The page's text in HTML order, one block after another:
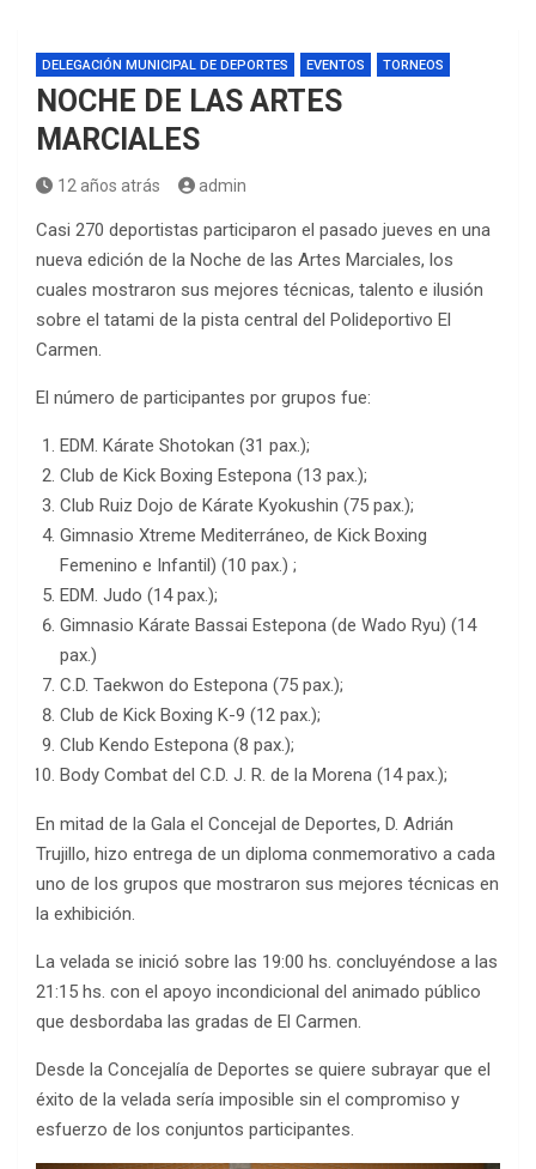
DELEGACIÓN MUNICIPAL DE DEPORTES EVENTOS TORNEOS
NOCHE DE LAS ARTES
MARCIALES
12 años atrás admin
Casi 270 deportistas participaron el pasado jueves en una
nueva edición de la Noche de las Artes Marciales, los
cuales mostraron sus mejores técnicas, talento e ilusión
sobre el tatami de la pista central del Polideportivo El
Carmen.
El número de participantes por grupos fue:
EDM. Kárate Shotokan (31 pax.);
Club de Kick Boxing Estepona (13 pax.);
Club Ruiz Dojo de Kárate Kyokushin (75 pax.);
Gimnasio Xtreme Mediterráneo, de Kick Boxing
Femenino e Infantil) (10 pax.) ;
EDM. Judo (14 pax.);
Gimnasio Kárate Bassai Estepona (de Wado Ryu) (14
pax.)
C.D. Taekwon do Estepona (75 pax.);
Club de Kick Boxing K-9 (12 pax.);
Club Kendo Estepona (8 pax.);
Body Combat del C.D. J. R. de la Morena (14 pax.);
En mitad de la Gala el Concejal de Deportes, D. Adrián
Trujillo, hizo entrega de un diploma conmemorativo a cada
uno de los grupos que mostraron sus mejores técnicas en
la exhibición.
La velada se inició sobre las 19:00 hs. concluyéndose a las
21:15 hs. con el apoyo incondicional del animado público
que desbordaba las gradas de El Carmen.
Desde la Concejalía de Deportes se quiere subrayar que el
éxito de la velada sería imposible sin el compromiso y
esfuerzo de los conjuntos participantes.